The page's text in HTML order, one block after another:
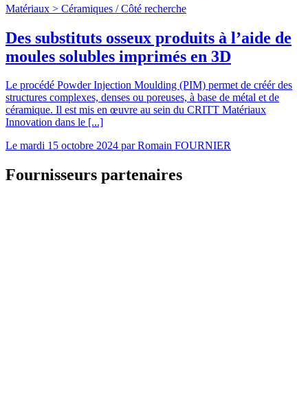
Matériaux > Céramiques /Côté recherche
Des substituts osseux produits à l’aide de
moules solubles imprimés en 3D
Le procédé Powder Injection Moulding (PIM) permet de créér des
structures complexes, denses ou poreuses, à base de métal et de
céramique. Il est mis en œuvre au sein du CRITT Matériaux
Innovation dans le [...]
Le mardi 15 octobre 2024 parRomain FOURNIER
Fournisseurs partenaires